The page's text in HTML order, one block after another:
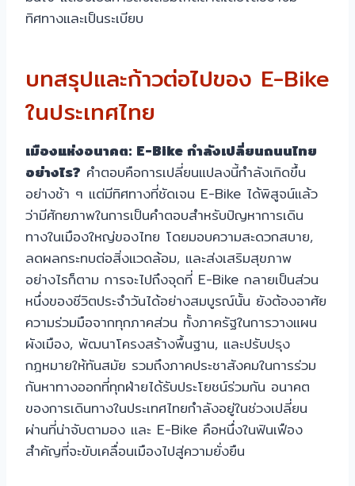
ทิศทางและเป็นระเบียบ
บทสรุปและก้าวต่อไปของ E-Bike
ในประเทศไทย
เมืองแห่งอนาคต: E-Bike กำลังเปลี่ยนถนนไทย
อย่างไร? คำตอบคือการเปลี่ยนแปลงนี้กำลังเกิดขึ้น
อย่างช้า ๆ แต่มีทิศทางที่ชัดเจน E-Bike ได้พิสูจน์แล้ว
ว่ามีศักยภาพในการเป็นคำตอบสำหรับปัญหาการเดิน
ทางในเมืองใหญ่ของไทย โดยมอบความสะดวกสบาย,
ลดผลกระทบต่อสิ่งแวดล้อม, และส่งเสริมสุขภาพ
อย่างไรก็ตาม การจะไปถึงจุดที่ E-Bike กลายเป็นส่วน
หนึ่งของชีวิตประจำวันได้อย่างสมบูรณ์นั้น ยังต้องอาศัย
ความร่วมมือจากทุกภาคส่วน ทั้งภาครัฐในการวางแผน
ผังเมือง, พัฒนาโครงสร้างพื้นฐาน, และปรับปรุง
กฎหมายให้ทันสมัย รวมถึงภาคประชาสังคมในการร่วม
กันหาทางออกที่ทุกฝ่ายได้รับประโยชน์ร่วมกัน อนาคต
ของการเดินทางในประเทศไทยกำลังอยู่ในช่วงเปลี่ยน
ผ่านที่น่าจับตามอง และ E-Bike คือหนึ่งในฟันเฟือง
สำคัญที่จะขับเคลื่อนเมืองไปสู่ความยั่งยืน